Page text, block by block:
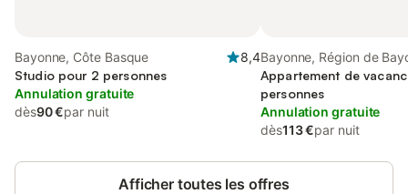
Bayonne, Côte Basque
8,4
Studio pour 2 personnes
Annulation gratuite
dès90 €par nuit
Bayonne, Région de
Appartement de
personnes
Annulation gratuite
dès113 €par nuit
Afficher toutes les offres